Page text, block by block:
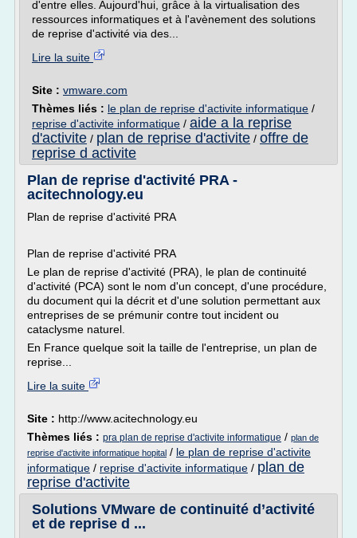
d'entre elles. Aujourd'hui, grâce à la virtualisation des
ressources informatiques et à l'avènement des solutions
de reprise d'activité via des...
Lire la suite
Site : vmware.com
Thèmes liés : le plan de reprise d'activite informatique /
reprise d'activite informatique / aide a la reprise
d'activite / plan de reprise d'activite / offre de
reprise d activite
Plan de reprise d'activité PRA -
acitechnology.eu
Plan de reprise d'activité PRA
Plan de reprise d'activité PRA
Le plan de reprise d'activité (PRA), le plan de continuité
d'activité (PCA) sont le nom d'un concept, d'une procédure,
du document qui la décrit et d'une solution permettant aux
entreprises de se prémunir contre tout incident ou
cataclysme naturel.
En France quelque soit la taille de l'entreprise, un plan de
reprise...
Lire la suite
Site : http://www.acitechnology.eu
Thèmes liés : pra plan de reprise d'activite informatique / plan de
reprise d'activite informatique hopital / le plan de reprise d'activite
informatique / reprise d'activite informatique / plan de
reprise d'activite
Solutions VMware de continuité d’activité
et de reprise d ...